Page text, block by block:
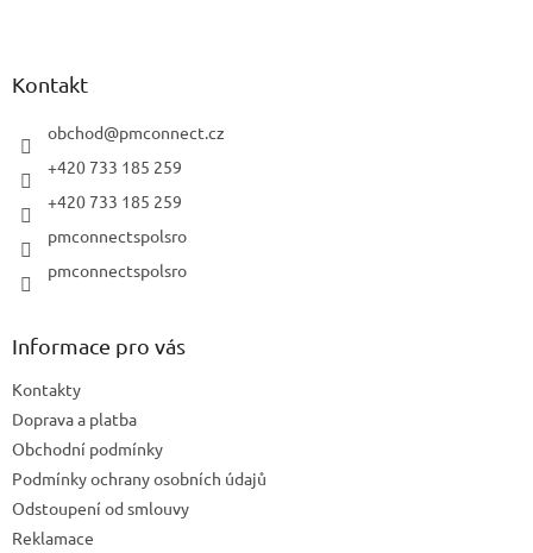
Kontakt
obchod@pmconnect.cz
+420 733 185 259
+420 733 185 259
pmconnectspolsro
pmconnectspolsro
Informace pro vás
Kontakty
Doprava a platba
Obchodní podmínky
Podmínky ochrany osobních údajů
Odstoupení od smlouvy
Reklamace